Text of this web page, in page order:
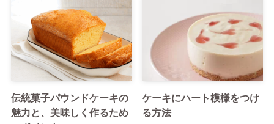
伝統菓子パウンドケーキの
魅力と、美味しく作るため
ケーキにハート模様をつけ
る方法